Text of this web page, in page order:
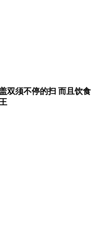
双须不停的扫 而且饮食